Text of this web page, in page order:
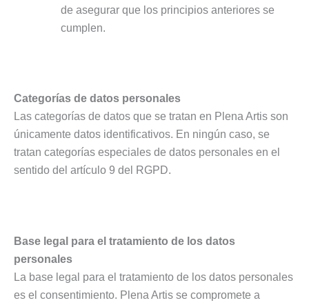
de asegurar que los principios anteriores se
cumplen.
Categorías de datos personales
Las categorías de datos que se tratan en Plena Artis son
únicamente datos identificativos. En ningún caso, se
tratan categorías especiales de datos personales en el
sentido del artículo 9 del RGPD.
Base legal para el tratamiento de los datos
personales
La base legal para el tratamiento de los datos personales
es el consentimiento. Plena Artis se compromete a